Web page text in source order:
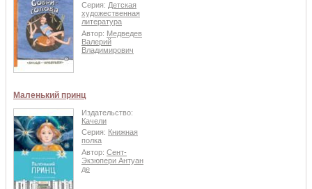
Серия: Детская
художественная
литература
Автор: Медведев
Валерий
Владимирович
Маленький принц
Издательство:
Качели
Серия: Книжная
полка
Автор: Сент-
Экзюпери Антуан
де